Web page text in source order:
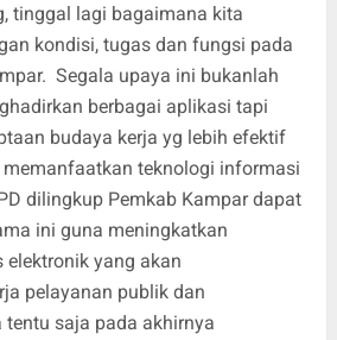
tinggal lagi bagaimana kita
kondisi, tugas dan fungsi pada
Segala upaya ini bukanlah
berbagai aplikasi tapi
budaya kerja yg lebih efektif
teknologi informasi
dilingkup Pemkab Kampar dapat
ini guna meningkatkan
elektronik yang akan
pelayanan publik dan
tentu saja pada akhirnya